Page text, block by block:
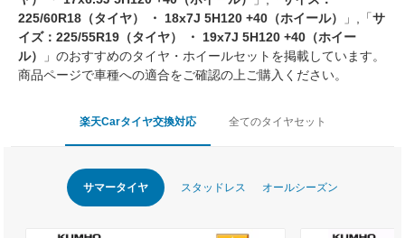
225/60R18（タイヤ） ・ 18x7J 5H120 +40（ホイール）
」,「サ
イズ：225/55R19（タイヤ） ・ 19x7J 5H120 +40（ホイー
ル）
」のおすすめのタイヤ・ホイールセットを掲載しています。
商品ページで車種への適合をご確認の上ご購入ください。
楽天Carタイヤ交換対応 全てのタイヤセット
サマータイヤ スタッドレス オールシーズン